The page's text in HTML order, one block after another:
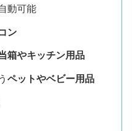
動可能
ン
箱やキッチン用品
ペットやベビー用品